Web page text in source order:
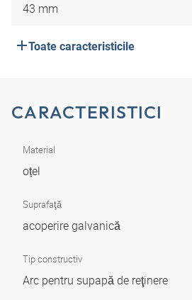
43 mm
Toate caracteristicile
CARACTERISTICI
Material
oțel
Suprafaţă
acoperire galvanică
Tip constructiv
Arc pentru supapă de reţinere